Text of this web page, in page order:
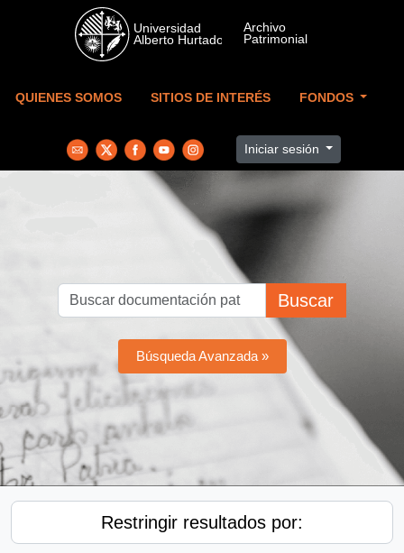
Skip to main content
QUIENES SOMOS SITIOS DE INTERÉS FONDOS
Iniciar sesión
Buscar
Búsqueda Avanzada »
Restringir resultados por: